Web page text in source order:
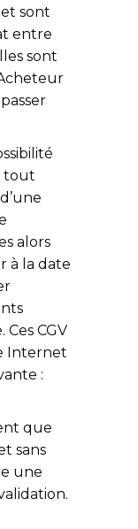
sont
entre
sont
tout
alors
à la date
CGV
Internet
:
que
sans
une